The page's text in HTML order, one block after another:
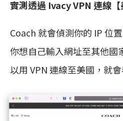
實測透過 Ivacy VPN 連線
Coach 就會偵測你的 IP 位
你想自己輸入網址至其他國
以用 VPN 連線至美國，就